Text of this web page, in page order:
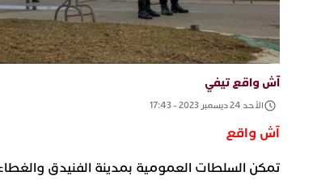
آش واقع تيفي
الأحد 24 ديسمبر 2023 - 17:43
آش واقع
تمكن السلطات العمومية بمدينة الفنيدق